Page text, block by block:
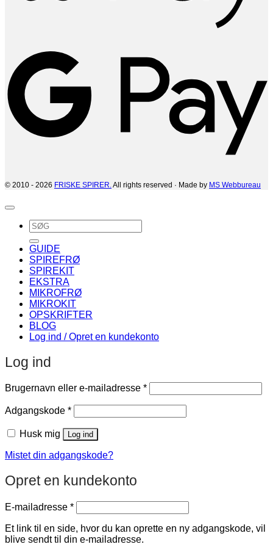
© 2010 - 2026 FRISKE SPIRER.All rights reserved · Made by MS Webbureau
Søg
efter:
GUIDE
SPIREFRØ
SPIREKIT
EKSTRA
MIKROFRØ
MIKROKIT
OPSKRIFTER
BLOG
Log ind / Opret en kundekonto
Log ind
Brugernavn eller e-mailadresse *Påkrævet
Adgangskode *Påkrævet
Husk mig Log ind
Mistet din adgangskode?
Opret en kundekonto
E-mailadresse *Påkrævet
Et link til en side, hvor du kan oprette en ny adgangskode, vil
blive sendt til din e-mailadresse.